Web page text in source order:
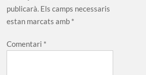
publicarà. Els camps necessaris
estan marcats amb *
Comentari *